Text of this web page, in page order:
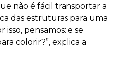
não é fácil transportar a
das estruturas para uma
isso, pensamos: e se
colorir?”, explica a